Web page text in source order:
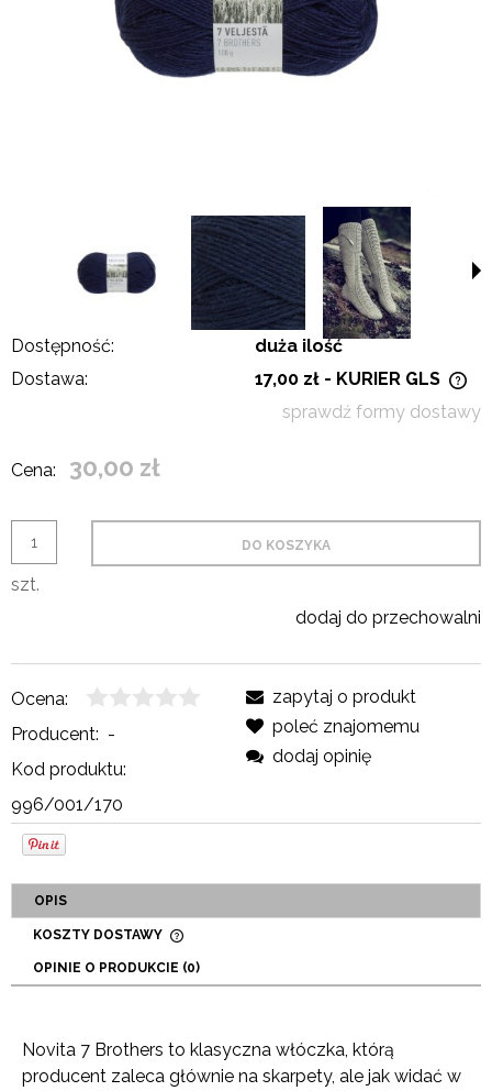
Dostępność:
duża ilość
Dostawa:
17,00 zł - KURIER GLS
sprawdź formy dostawy
Cena: 30,00 zł
szt.
DO KOSZYKA
dodaj do przechowalni
Ocena:
Producent: -
Kod produktu:
996/001/170
zapytaj o produkt
poleć znajomemu
dodaj opinię
OPIS
KOSZTY DOSTAWY
PŁATNOŚCI
OPINIE O PRODUKCIE (0)
Novita 7 Brothers to klasyczna włóczka, którą
producent zaleca głównie na skarpety, ale jak widać w